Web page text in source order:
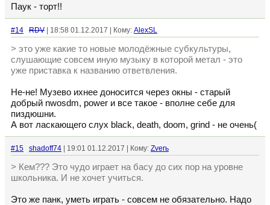
Паук - торт!!
#14 RDV | 18:58 01.12.2017 | Кому: AlexSL
> это уже какие то новые молодёжные субкультуры,
слушающие совсем иную музыку в которой метал - это
уже приставка к названию ответвления.
Не-не! Музево ихнее доносится через окны - старый
добрый nwosdm, power и все такое - вполне себе для
пиздюшни.
А вот ласкающего слух black, death, doom, grind - не очень(
#15 shadoff74 | 19:01 01.12.2017 | Кому: Zverь
> Кем??? Это чудо играет на басу до сих пор на уровне
школьника. И не хочет учиться.
Это же панк, уметь играть - совсем не обязательно. Надо